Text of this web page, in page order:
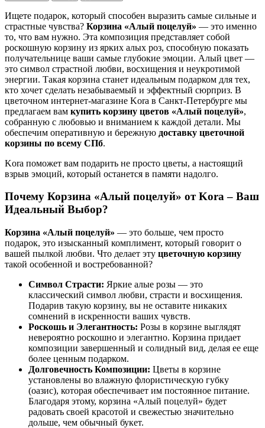
Ищете подарок, который способен выразить самые сильные и
страстные чувства? Корзина «Алый поцелуй» — это именно
то, что вам нужно. Эта композиция представляет собой
роскошную корзину из ярких алых роз, способную показать
получательнице ваши самые глубокие эмоции. Алый цвет —
это символ страстной любви, восхищения и неукротимой
энергии. Такая корзина станет идеальным подарком для тех,
кто хочет сделать незабываемый и эффектный сюрприз. В
цветочном интернет-магазине Kora в Санкт-Петербурге мы
предлагаем вам купить корзину цветов «Алый поцелуй»,
собранную с любовью и вниманием к каждой детали. Мы
обеспечим оперативную и бережную доставку цветочной
корзины по всему СПб.
Kora поможет вам подарить не просто цветы, а настоящий
взрыв эмоций, который останется в памяти надолго.
Почему Корзина «Алый поцелуй» от Kora – Ваш
Идеальный Выбор?
Корзина «Алый поцелуй» — это больше, чем просто
подарок, это изысканный комплимент, который говорит о
вашей пылкой любви. Что делает эту цветочную корзину
такой особенной и востребованной?
Символ Страсти: Яркие алые розы — это
классический символ любви, страсти и восхищения.
Подарив такую корзину, вы не оставите никаких
сомнений в искренности ваших чувств.
Роскошь и Элегантность: Розы в корзине выглядят
невероятно роскошно и элегантно. Корзина придает
композиции завершенный и солидный вид, делая ее еще
более ценным подарком.
Долговечность Композиции: Цветы в корзине
установлены во влажную флористическую губку
(оазис), которая обеспечивает им постоянное питание.
Благодаря этому, корзина «Алый поцелуй» будет
радовать своей красотой и свежестью значительно
дольше, чем обычный букет.